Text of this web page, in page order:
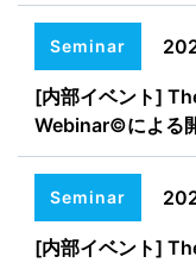
Seminar
[内部イベント]
Webinar©による
Seminar
[内部イベント]